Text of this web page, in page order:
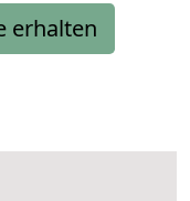
erhalten